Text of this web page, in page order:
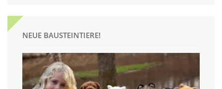
NEUE BAUSTEINTIERE!